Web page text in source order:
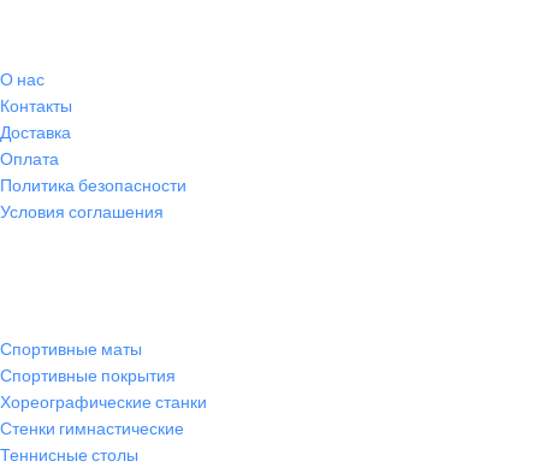
О нас
Контакты
Доставка
Оплата
Политика безопасности
Условия соглашения
Спортивные маты
Спортивные покрытия
Хореографические станки
Стенки гимнастические
Теннисные столы